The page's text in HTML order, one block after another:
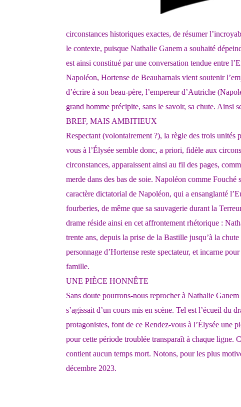
circonstances historiques exactes, de résumer
le contexte, puisque Nathalie Ganem a souhaité
est ainsi constitué par une conversation tendue entre
Napoléon, Hortense de Beauharnais vient soutenir
d’écrire à son beau-père, l’empereur d’Autriche
grand homme précipite, sans le savoir, sa chute. Ainsi
BREF, MAIS AMBITIEUX
Respectant (volontairement ?), la règle des trois
vous à l’Élysée semble donc, a priori, fidèle aux
circonstances, apparaissent ainsi au fil des pages,
merde dans des bas de soie. Napoléon comme
caractère dictatorial de Napoléon, qui a ensanglanté
fourberies, de même que sa sauvagerie durant la
drame réside ainsi en cet affrontement rhétorique :
trente ans, depuis la prise de la Bastille jusqu’à la
personnage d’Hortense reste spectateur, et incarne
famille.
UNE PIÈCE HONNÊTE
Sans doute pourrons-nous reprocher à Nathalie
s’agissait d’un cours mis en scène. Tel est l’écueil du
protagonistes, font de ce Rendez-vous à l’Élysée une
pour cette période troublée transparaît à chaque ligne.
contient aucun temps mort. Notons, pour les plus
décembre 2023.